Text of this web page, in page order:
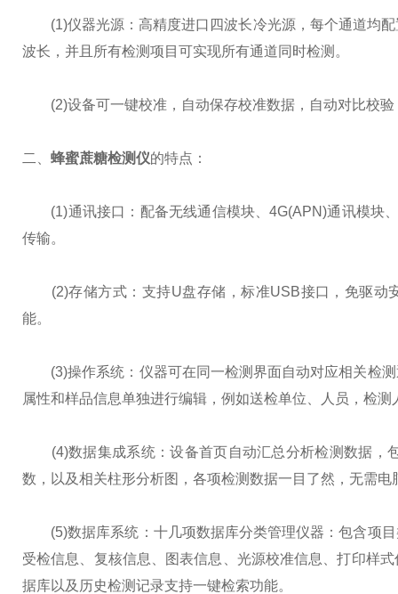
(1)仪器光源：高精度进口四波长冷光源，每个通道均配
波长，并且所有检测项目可实现所有通道同时检测。
(2)设备可一键校准，自动保存校准数据，自动对比校验
二、 蜂蜜蔗糖检测仪的特点：
(1)通讯接口：配备无线通信模块、4G(APN)通讯模块
传输。
(2)存储方式：支持U盘存储，标准USB接口，免驱动
能。
(3)操作系统：仪器可在同一检测界面自动对应相关检测
属性和样品信息单独进行编辑，例如送检单位、人员，检
(4)数据集成系统：设备首页自动汇总分析检测数据，
数，以及相关柱形分析图，各项检测数据一目了然，无需电
(5)数据库系统：十几项数据库分类管理仪器：包含项目
受检信息、复核信息、图表信息、光源校准信息、打印样
据库以及历史检测记录支持一键检索功能。